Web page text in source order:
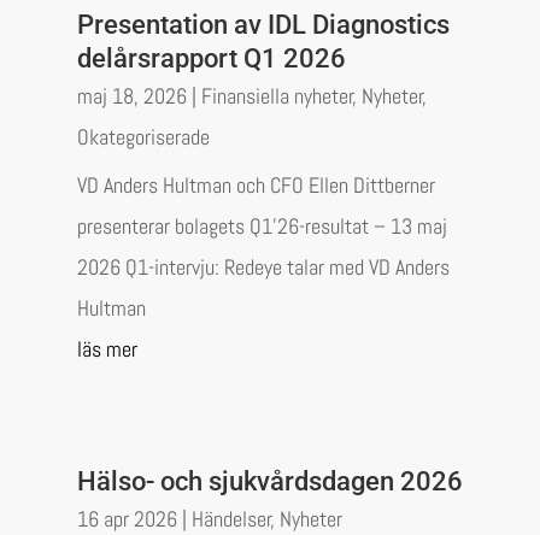
Presentation av IDL Diagnostics
delårsrapport Q1 2026
maj 18, 2026| Finansiella nyheter, Nyheter,
Okategoriserade
VD Anders Hultman och CFO Ellen Dittberner
presenterar bolagets Q1’26-resultat – 13 maj
2026 Q1-intervju: Redeye talar med VD Anders
Hultman
läs mer
Hälso- och sjukvårdsdagen 2026
16 apr 2026| Händelser, Nyheter